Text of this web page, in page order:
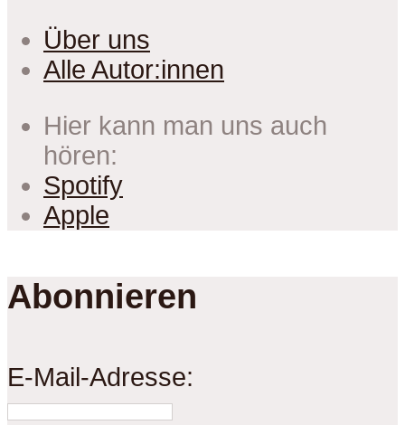
Über uns
Alle Autor:innen
Hier kann man uns auch
hören:
Spotify
Apple
Abonnieren
E-Mail-Adresse: